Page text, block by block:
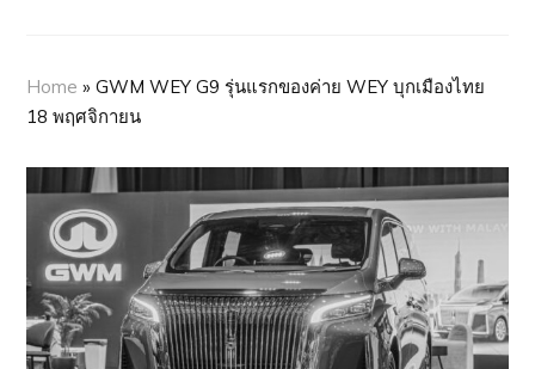
Home »GWM WEY G9 รุ่นแรกของค่าย WEY บุกเมืองไทย
18 พฤศจิกายน